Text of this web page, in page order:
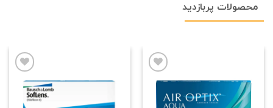
محصولات پربازدید
مندی
علاقه
مندی